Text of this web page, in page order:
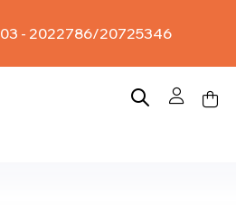
03 - 2022786/20725346